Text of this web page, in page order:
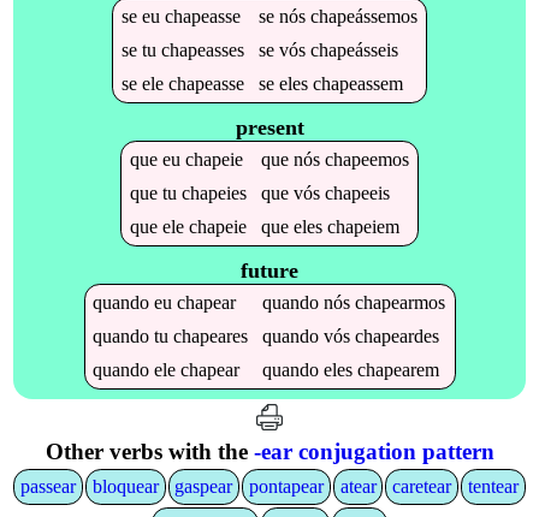
se eu chapeasse se nós chapeássemos
se tu chapeasses se vós chapeásseis
se ele chapeasse se eles chapeassem
present
que eu chapeie que nós chapeemos
que tu chapeies que vós chapeeis
que ele chapeie que eles chapeiem
future
quandoeuchapear quandonóschapearmos
quandotuchapeares quandovóschapeardes
quandoelechapear quandoeleschapearem
Other verbs with the -ear conjugation pattern
passear bloquear gaspear pontapear atear caretear
tentear